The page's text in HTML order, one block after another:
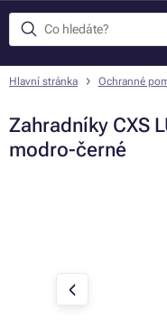
Hlavní stránka Ochranné
Zahradníky CXS
modro-černé